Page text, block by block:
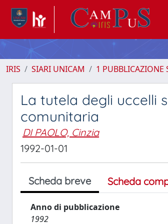
IRIS SIARI UNICAM 1 PUBBLICAZIONE
La tutela degli uccelli
comunitaria
DI PAOLO, Cinzia
1992-01-01
Scheda breve Scheda
Anno di pubblicazione
1992